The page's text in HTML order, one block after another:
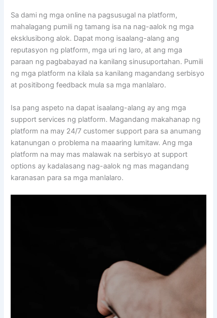
Sa dami ng mga online na pagsusugal na platform,
mahalagang pumili ng tamang isa na nag-aalok ng mga
eksklusibong alok. Dapat mong isaalang-alang ang
reputasyon ng platform, mga uri ng laro, at ang mga
paraan ng pagbabayad na kanilang sinusuportahan. Pumili
ng mga platform na kilala sa kanilang magandang serbisyo
at positibong feedback mula sa mga manlalaro.
Isa pang aspeto na dapat isaalang-alang ay ang mga
support services ng platform. Magandang makahanap ng
platform na may 24/7 customer support para sa anumang
katanungan o problema na maaaring lumitaw. Ang mga
platform na may mas malawak na serbisyo at support
options ay kadalasang nag-aalok ng mas magandang
karanasan para sa mga manlalaro.